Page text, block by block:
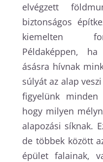
elvégzett
biztonságos
kiemelten
Példaképpen,
ásásra hívnak
súlyát az alap
figyelünk
hogy milyen
alapozási síknak.
de többek között
épület falainak,